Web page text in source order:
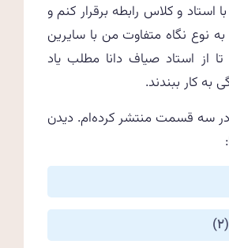
استاد و کلاس رابطه برقرار کنم و
به نوع نگاه متفاوت من با سایرین
از استاد صیاف دانا مطلب یاد
به کار ببندند.
در سه قسمت منتشر کرده‌ام. دیدن